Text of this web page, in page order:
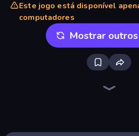
Este jogo está disponível
computadores
Mostrar